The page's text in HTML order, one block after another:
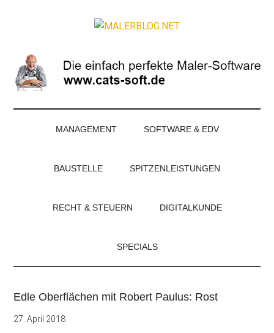
Magazin
für
Maler
und
MANAGEMENT SOFTWARE & EDV
BAUSTELLE SPITZENLEISTUNGEN
RECHT & STEUERN DIGITALKUNDE
SPECIALS
Edle Oberflächen mit Robert Paulus: Rost
27. April 2018